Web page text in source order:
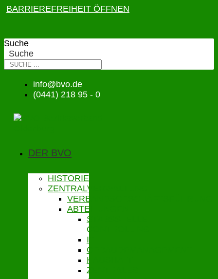
BARRIEREFREIHEIT ÖFFNEN
Suche
Suche
info@bvo.de
(0441) 218 95 - 0
DER BVO
HISTORIE
ZENTRALVERWALTUNG
VERBANDSGESCHÄFTSFÜHRUNG
ABTEILUNGEN
STABSSTELLE
CONTROLLING
IT
GEBÄUDEMANAGEMENT
HAUSHALT
ZENTRALES